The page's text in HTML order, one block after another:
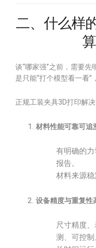
二、什么样
谈“哪家强”之前，需要先
是只能“打个模型看一看”
正规工装夹具3D打印解
材料性能可靠可追
有明确的
报告。
材料来源稳
设备精度与重复性
尺寸精度
测、可控制